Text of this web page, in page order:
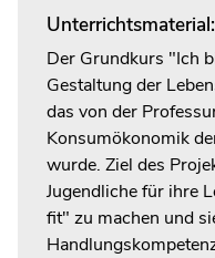
Der Grundkurs "Ich
Gestaltung der
das von der
Konsumökonomik
wurde. Ziel des
Jugendliche für ihre
fit" zu machen und